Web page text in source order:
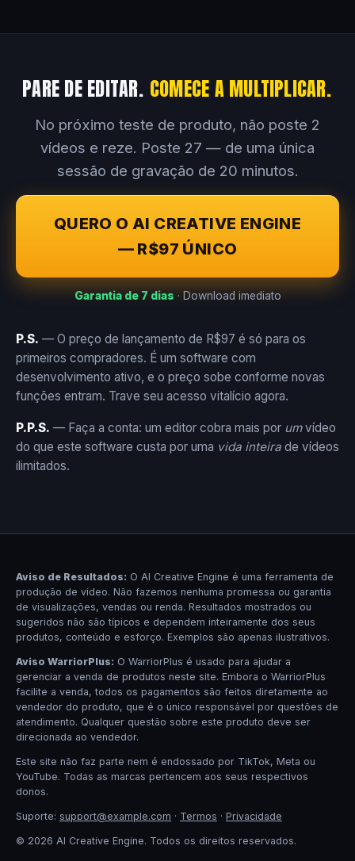
PARE DE EDITAR. COMECE A MULTIPLICAR.
No próximo teste de produto, não poste 2
vídeos e reze. Poste 27 — de uma única
sessão de gravação de 20 minutos.
QUERO O AI CREATIVE ENGINE
— R$97 ÚNICO
Garantia de 7 dias · Download imediato
P.S. — O preço de lançamento de R$97 é só para os
primeiros compradores. É um software com
desenvolvimento ativo, e o preço sobe conforme novas
funções entram. Trave seu acesso vitalício agora.
P.P.S. — Faça a conta: um editor cobra mais por umvídeo
do que este software custa por uma vida inteira de vídeos
ilimitados.
Aviso de Resultados: O AI Creative Engine é uma ferramenta de
produção de vídeo. Não fazemos nenhuma promessa ou garantia
de visualizações, vendas ou renda. Resultados mostrados ou
sugeridos não são típicos e dependem inteiramente dos seus
produtos, conteúdo e esforço. Exemplos são apenas ilustrativos.
Aviso WarriorPlus: O WarriorPlus é usado para ajudar a
gerenciar a venda de produtos neste site. Embora o WarriorPlus
facilite a venda, todos os pagamentos são feitos diretamente ao
vendedor do produto, que é o único responsável por questões de
atendimento. Qualquer questão sobre este produto deve ser
direcionada ao vendedor.
Este site não faz parte nem é endossado por TikTok, Meta ou
YouTube. Todas as marcas pertencem aos seus respectivos
donos.
Suporte: support@example.com · Termos · Privacidade
© 2026 AI Creative Engine. Todos os direitos reservados.